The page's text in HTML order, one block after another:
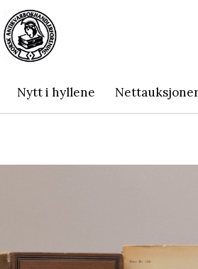
Nytt i hyllene